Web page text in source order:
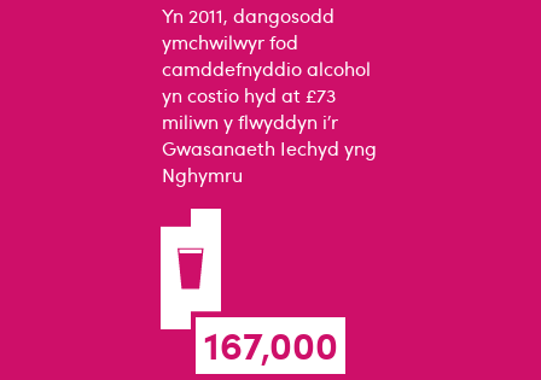
Yn 2011, dangosodd
ymchwilwyr fod
camddefnyddio alcohol
yn costio hyd at £73
miliwn y flwyddyn i’r
Gwasanaeth Iechyd yng
Nghymru
167,000